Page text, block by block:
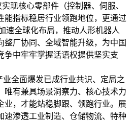
现核心零部件（控制器、伺服、
能指标稳居行业领跑地位，更通过
速全球化布局，推动人形机器人
整厂协同、全域智能升级，为中国
争中牢牢掌握话语权提供坚实支
全面爆发已成行业共识、定局之
唯有兼具场景洞察力、核心技术力
业，才能站稳脚跟、领跑行业。展
速渗透工业制造、仓储物流、特种